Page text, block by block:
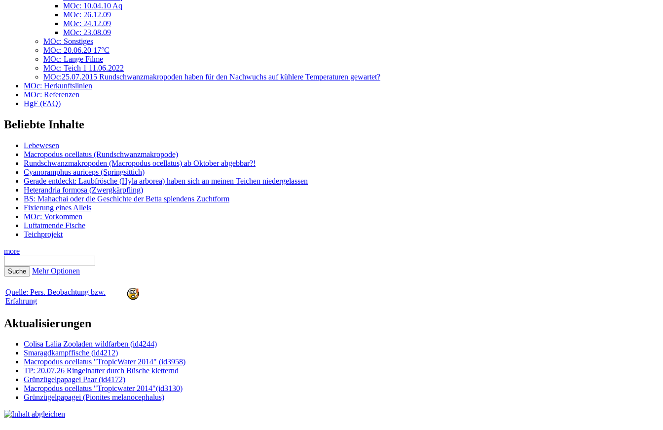
MOc: 10.04.10 Aq
MOc: 26.12.09
MOc: 24.12.09
MOc: 23.08.09
MOc: Sonstiges
MOc: 20.06.20 17°C
MOc: Lange Filme
MOc: Teich 1 11.06.2022
MOc:25.07.2015 Rundschwanzmakropoden haben für den Nachwuchs auf kühlere Temperaturen gewartet?
MOc: Herkunftslinien
MOc: Referenzen
HgF (FAQ)
Beliebte Inhalte
Lebewesen
Macropodus ocellatus (Rundschwanzmakropode)
Rundschwanzmakropoden (Macropodus ocellatus) ab Oktober abgebbar?!
Cyanoramphus auriceps (Springsittich)
Gerade entdeckt: Laubfrösche (Hyla arborea) haben sich an meinen Teichen niedergelassen
Heterandria formosa (Zwergkärpfling)
BS: Mahachai oder die Geschichte der Betta splendens Zuchtform
Fixierung eines Allels
MOc: Vorkommen
Luftatmende Fische
Teichprojekt
more
Mehr Optionen
Quelle: Pers. Beobachtung bzw.
Erfahrung
Aktualisierungen
Colisa Lalia Zooladen wildfarben (id4244)
Smaragdkampffische (id4212)
Macropodus ocellatus "TropicWater 2014" (id3958)
TP: 20.07.26 Ringelnatter durch Büsche kletternd
Grünzügelpapagei Paar (id4172)
Macropodus ocellatus "Tropicwater 2014"(id3130)
Grünzügelpapagei (Pionites melanocephalus)